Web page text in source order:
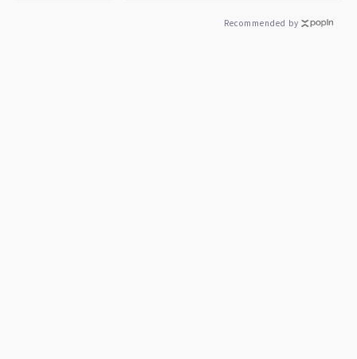
Recommended by